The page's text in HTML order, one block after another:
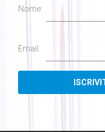
Nome:
Email: